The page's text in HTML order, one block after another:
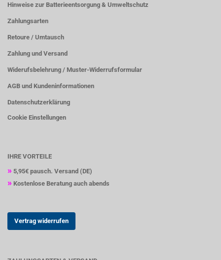
Hinweise zur Batterieentsorgung & Umweltschutz
Zahlungsarten
Retoure / Umtausch
Zahlung und Versand
Widerufsbelehrung / Muster-Widerrufsformular
AGB und Kundeninformationen
Datenschutzerklärung
Cookie Einstellungen
IHRE VORTEILE
» 5,95€ pausch. Versand (DE)
» Kostenlose Beratung auch abends
Vertrag widerrufen